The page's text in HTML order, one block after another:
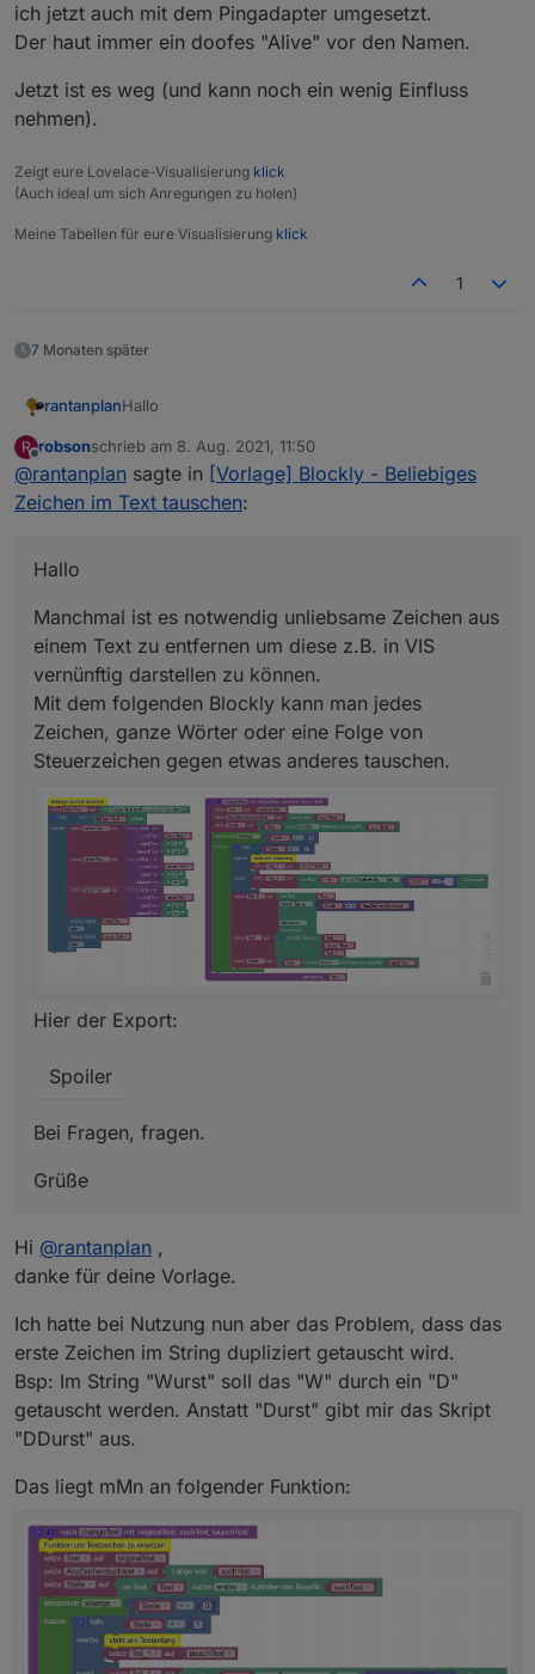
ich jetzt auch mit dem Pingadapter umgesetzt.
Der haut immer ein doofes "Alive" vor den Namen.
Jetzt ist es weg (und kann noch ein wenig Einfluss
nehmen).
Zeigt eure Lovelace-Visualisierung klick
(Auch ideal um sich Anregungen zu holen)
Meine Tabellen für eure Visualisierung klick
1
7 Monaten später
rantanplanHallo
Manchmal ist es notwendig unliebsame Zeichen aus
einem Text zu entfernen um diese z.B. in VIS
vernünftig darstellen zu können.
Der von@robson
Hier der geänderte Export:
Bei Fragen, fragen.
Grüße
R
Offline
robsonschrieb am 8. Aug. 2021, 11:50
zuletzt editiert von
@rantanplan sagte in [Vorlage] Blockly - Beliebiges
Zeichen im Text tauschen:
Hallo
Manchmal ist es notwendig unliebsame Zeichen aus
einem Text zu entfernen um diese z.B. in VIS
vernünftig darstellen zu können.
Mit dem folgenden Blockly kann man jedes
Zeichen, ganze Wörter oder eine Folge von
Steuerzeichen gegen etwas anderes tauschen.
Hier der Export:
Spoiler
Bei Fragen, fragen.
Grüße
Hi @rantanplan ,
danke für deine Vorlage.
Ich hatte bei Nutzung nun aber das Problem, dass das
erste Zeichen im String dupliziert getauscht wird.
Bsp: Im String "Wurst" soll das "W" durch ein "D"
getauscht werden. Anstatt "Durst" gibt mir das Skript
"DDurst" aus.
Das liegt mMn an folgender Funktion: